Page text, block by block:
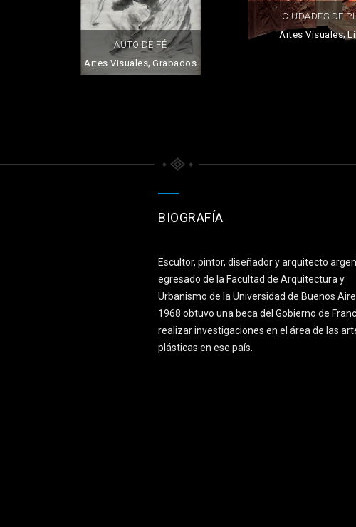
AUTO DE FÉ
Artes Visuales, Grabados
CIUDADES DE
Artes Visuales,
BIOGRAFÍA
Escultor, pintor, diseñador y arquitecto
egresado de la Facultad de Arquitectura y
Urbanismo de la Universidad de Buenos
1968 obtuvo una beca del Gobierno de
realizar investigaciones en el área de las
plásticas en ese país.